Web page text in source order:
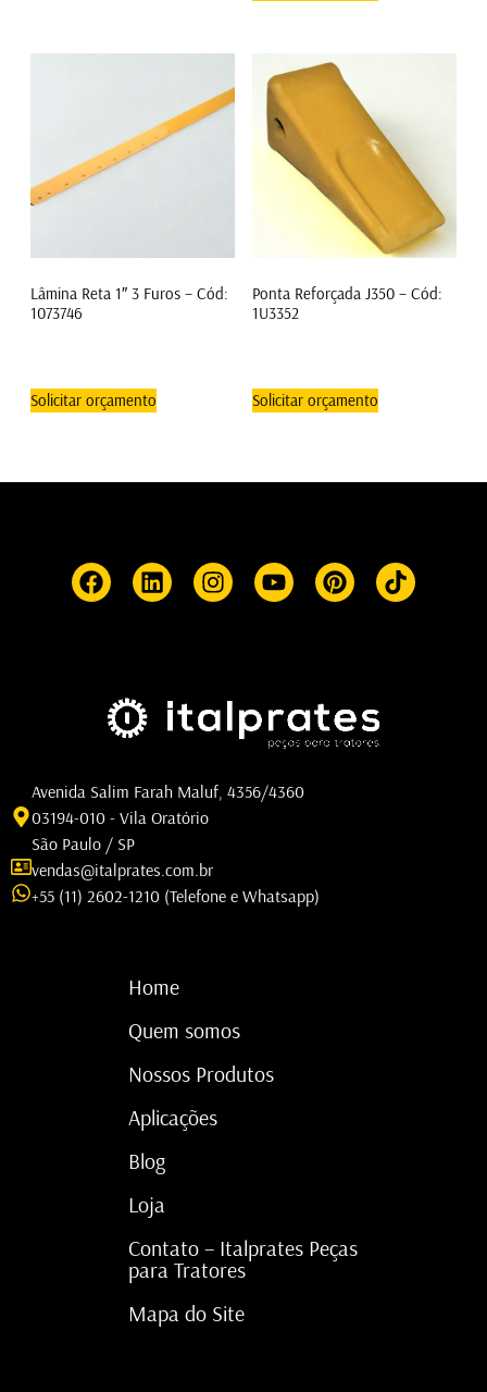
Lâmina Reta 1″ 3 Furos – Cód:
1073746
Solicitar orçamento
Ponta Reforçada J350 – Cód:
1U3352
Solicitar orçamento
Avenida Salim Farah Maluf, 4356/4360
03194-010 - Vila Oratório
São Paulo / SP
vendas@italprates.com.br
+55 (11) 2602-1210 (Telefone e Whatsapp)
Home
Quem somos
Nossos Produtos
Aplicações
Blog
Loja
Contato – Italprates Peças
para Tratores
Mapa do Site